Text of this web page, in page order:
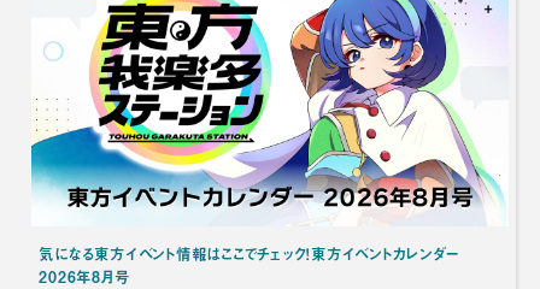
気になる東方イベント情報はここでチェック！東方イベントカレンダー
2026年8月号